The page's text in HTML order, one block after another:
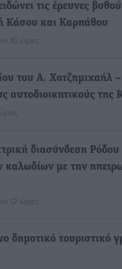
τις έρευνες
Κάσου και Καρπάθου
10 ώρες
του Α. Χατζημιχαήλ –
αυτοδιοικητικούς της
διασύνδεση
με την
12 ώρες
δημοτικό τουριστικό